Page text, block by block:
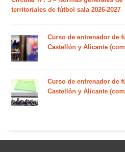
territoriales de fútbol sala 2026-2027
Curso de entrenador de
Castellón y Alicante
Curso de entrenador de
Castellón y Alicante